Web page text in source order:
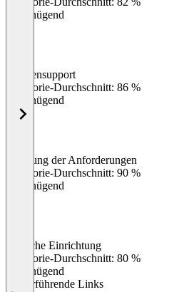
Ungenügend
Kundensupport
Kategorie-Durchschnitt: 86 %
Ungenügend
Erfüllung der Anforderungen
Kategorie-Durchschnitt: 90 %
Ungenügend
Einfache Einrichtung
Kategorie-Durchschnitt: 80 %
Ungenügend
Weiterführende Links